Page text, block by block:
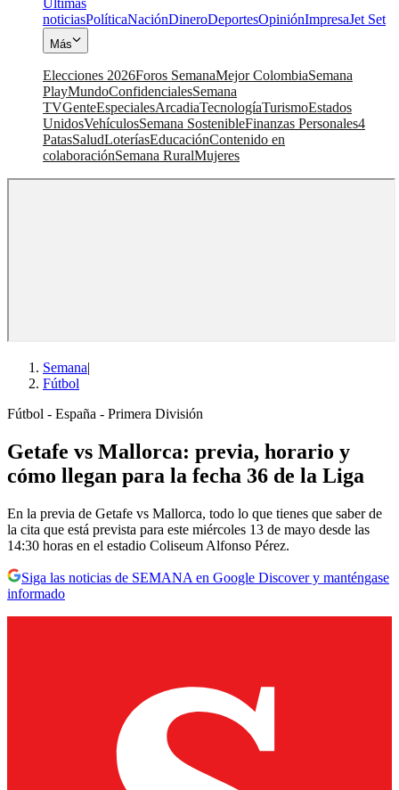
noticiasPolíticaNaciónDineroDeportesOpiniónImpresaJet Set
Más
Elecciones 2026Foros SemanaMejor ColombiaSemana
PlayMundoConfidencialesSemana
TVGenteEspecialesArcadiaTecnologíaTurismoEstados
UnidosVehículosSemana SostenibleFinanzas Personales4
PatasSaludLoteríasEducaciónContenido en
colaboraciónSemana RuralMujeres
Semana|
Fútbol
Fútbol - España - Primera División
Getafe vs Mallorca: previa, horario y
cómo llegan para la fecha 36 de la Liga
En la previa de Getafe vs Mallorca, todo lo que tienes que saber de
la cita que está prevista para este miércoles 13 de mayo desde las
14:30 horas en el estadio Coliseum Alfonso Pérez.
Siga las noticias de SEMANA en Google Discover y manténgase
informado